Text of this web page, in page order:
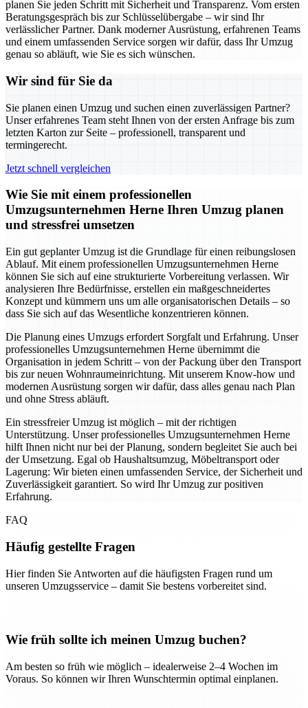
planen Sie jeden Schritt mit Sicherheit und Transparenz. Vom ersten
Beratungsgespräch bis zur Schlüsselübergabe – wir sind Ihr
verlässlicher Partner. Dank moderner Ausrüstung, erfahrenen Teams
und einem umfassenden Service sorgen wir dafür, dass Ihr Umzug
genau so abläuft, wie Sie es sich wünschen.
Wir sind für Sie da
Sie planen einen Umzug und suchen einen zuverlässigen Partner?
Unser erfahrenes Team steht Ihnen von der ersten Anfrage bis zum
letzten Karton zur Seite – professionell, transparent und
termingerecht.
Jetzt schnell vergleichen
Wie Sie mit einem professionellen
Umzugsunternehmen Herne Ihren Umzug planen
und stressfrei umsetzen
Ein gut geplanter Umzug ist die Grundlage für einen reibungslosen
Ablauf. Mit einem professionellen Umzugsunternehmen Herne
können Sie sich auf eine strukturierte Vorbereitung verlassen. Wir
analysieren Ihre Bedürfnisse, erstellen ein maßgeschneidertes
Konzept und kümmern uns um alle organisatorischen Details – so
dass Sie sich auf das Wesentliche konzentrieren können.
Die Planung eines Umzugs erfordert Sorgfalt und Erfahrung. Unser
professionelles Umzugsunternehmen Herne übernimmt die
Organisation in jedem Schritt – von der Packung über den Transport
bis zur neuen Wohnraumeinrichtung. Mit unserem Know-how und
modernen Ausrüstung sorgen wir dafür, dass alles genau nach Plan
und ohne Stress abläuft.
Ein stressfreier Umzug ist möglich – mit der richtigen
Unterstützung. Unser professionelles Umzugsunternehmen Herne
hilft Ihnen nicht nur bei der Planung, sondern begleitet Sie auch bei
der Umsetzung. Egal ob Haushaltsumzug, Möbeltransport oder
Lagerung: Wir bieten einen umfassenden Service, der Sicherheit und
Zuverlässigkeit garantiert. So wird Ihr Umzug zur positiven
Erfahrung.
FAQ
Häufig gestellte Fragen
Hier finden Sie Antworten auf die häufigsten Fragen rund um
unseren Umzugsservice – damit Sie bestens vorbereitet sind.
Wie früh sollte ich meinen Umzug buchen?
Am besten so früh wie möglich – idealerweise 2–4 Wochen im
Voraus. So können wir Ihren Wunschtermin optimal einplanen.